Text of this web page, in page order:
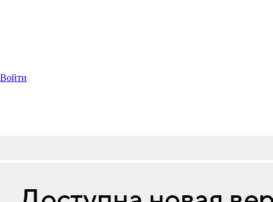
Войти